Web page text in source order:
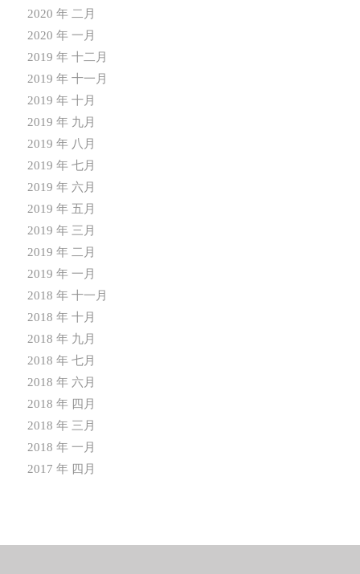
2020 年 二月
2020 年 一月
2019 年 十二月
2019 年 十一月
2019 年 十月
2019 年 九月
2019 年 八月
2019 年 七月
2019 年 六月
2019 年 五月
2019 年 三月
2019 年 二月
2019 年 一月
2018 年 十一月
2018 年 十月
2018 年 九月
2018 年 七月
2018 年 六月
2018 年 四月
2018 年 三月
2018 年 一月
2017 年 四月